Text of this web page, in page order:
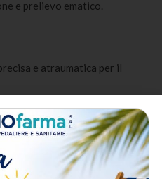
e prelievo ematico.
e atraumatica per il
della punta fino al
calibri (G16-G27) per ogni